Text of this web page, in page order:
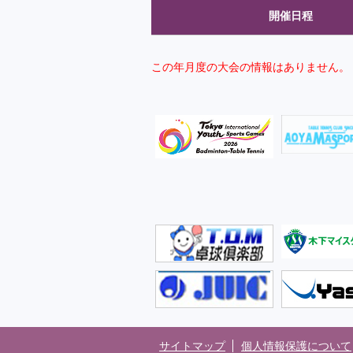
開催日程
この年月度の大会の情報はありません。
サイトマップ 個人情報保護について